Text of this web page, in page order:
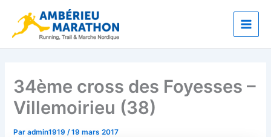
contenu
Main
34ème cross des Foyesses –
Villemoirieu (38)
Paradmin1919/19 mars 2017